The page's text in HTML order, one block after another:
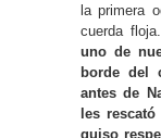
la primera
cuerda
uno de
borde del
antes de
les
quiso